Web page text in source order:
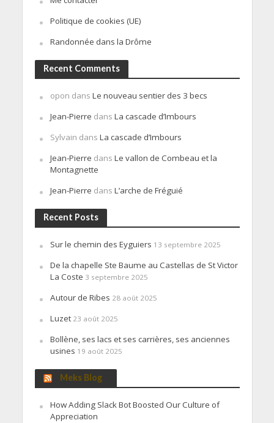
Politique de cookies (UE)
Randonnée dans la Drôme
Recent Comments
opon dans Le nouveau sentier des 3 becs
Jean-Pierre dans La cascade d’Imbours
Sylvain dans La cascade d’Imbours
Jean-Pierre dans Le vallon de Combeau et la
Montagnette
Jean-Pierre dans L’arche de Fréguié
Recent Posts
Sur le chemin des Eyguiers 13 septembre 2025
De la chapelle Ste Baume au Castellas de St Victor
La Coste 3 septembre 2025
Autour de Ribes 28 août 2025
Luzet 23 août 2025
Bollène, ses lacs et ses carrières, ses anciennes
usines 19 août 2025
Meks Blog
How Adding Slack Bot Boosted Our Culture of
Appreciation